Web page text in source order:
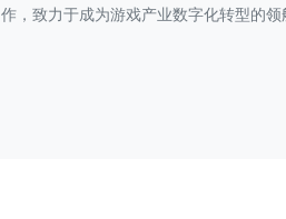
作，致力于成为游戏产业数字化转型的领